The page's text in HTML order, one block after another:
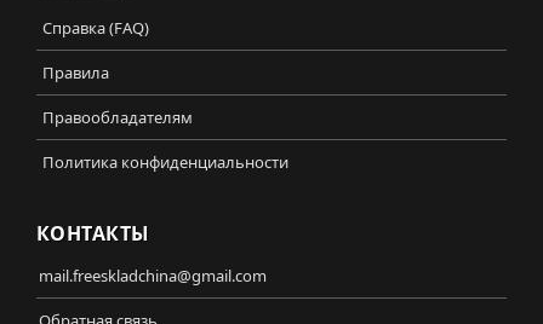
Справка (FAQ)
Правила
Правообладателям
Политика конфиденциальности
КОНТАКТЫ
mail.freeskladchina@gmail.com